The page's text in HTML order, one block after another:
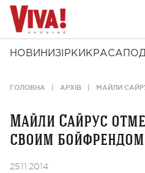
НОВИНИ ЗІРКИ КРАСА
ГОЛОВНА АРХІВ МАЙЛИ
Майли Сайрус
своим бойфрендом
25.11.2014